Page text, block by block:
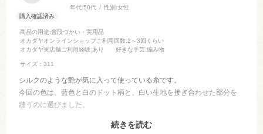
年代:50代 性別:女性
商品の用途:普段づかい・実用品
オカダヤオンラインショップご利用回数:2～3回くらい
オカダヤ実店舗ご利用経験:あり 好きな手芸:編み物
サイズ：311
シルクのような艶が気に入って使っている糸です。
今回の色は、藍色と白のドット柄と、白い生地を接ぎ合わせた部分を
縫うのに選びました。
どいい色でした。微妙な色合いが他の生地でも使えそうな気がしま
続きを読む